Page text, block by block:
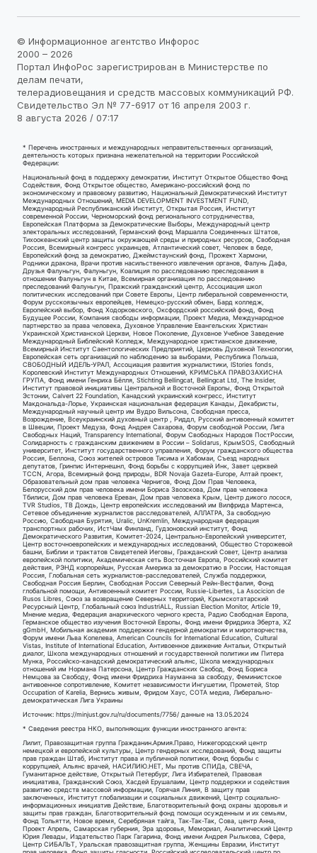
© Информационное агентство Инфорос
2000 – 2026
Портал ИнфоРос зарегистрирован в Министерстве по
делам печати,
телерадиовещания и средств массовых коммуникаций РФ.
Свидетельство Эл № 77-6917 от 16 апреля 2003 г.
8 августа 2026 / 07:17